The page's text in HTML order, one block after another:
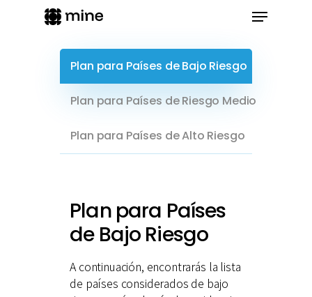
Menu
Plan para Países de Bajo Riesgo
Plan para Países de Riesgo Medio
Plan para Países de Alto Riesgo
Plan para Países
de Bajo Riesgo
A continuación, encontrarás la lista
de países considerados de bajo